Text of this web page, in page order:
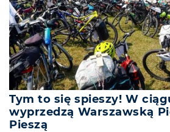
Tym to się spieszy! W
wyprzedzą Warszawską
Pieszą